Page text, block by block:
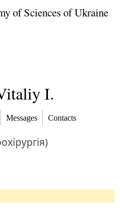
of Sciences of Ukraine
I.
Messages Contacts